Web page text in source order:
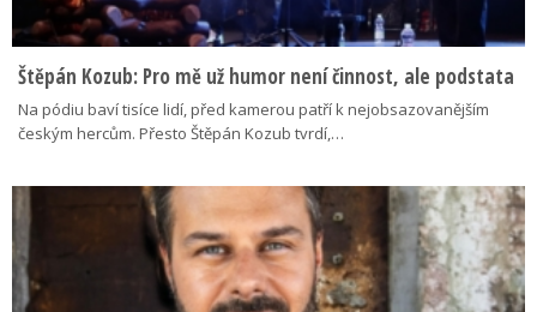
Štěpán Kozub: Pro mě už humor není činnost, ale podstata
Na pódiu baví tisíce lidí, před kamerou patří k nejobsazovanějším
českým hercům. Přesto Štěpán Kozub tvrdí,…